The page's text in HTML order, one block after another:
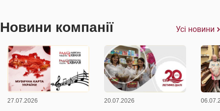
Новини компанії Усі новини
27.07.2026 20.07.2026